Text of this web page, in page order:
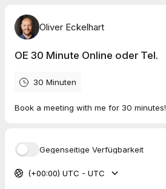
Oliver Eckelhart
OE 30 Minute Online oder Tel.
30 Minuten
Book a meeting with me for 30 minutes!
Gegenseitige Verfügbarkeit
(+00:00) UTC - UTC